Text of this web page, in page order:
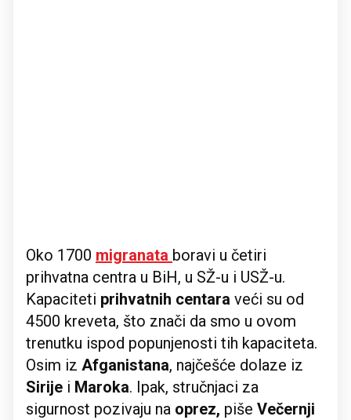
Oko 1700 migranata boravi u četiri
prihvatna centra u BiH, u SŽ-u i USŽ-u.
Kapaciteti prihvatnih centara veći su od
4500 kreveta, što znači da smo u ovom
trenutku ispod popunjenosti tih kapaciteta.
Osim iz Afganistana, najčešće dolaze iz
Sirije i Maroka. Ipak, stručnjaci za
sigurnost pozivaju na oprez, piše Večernji